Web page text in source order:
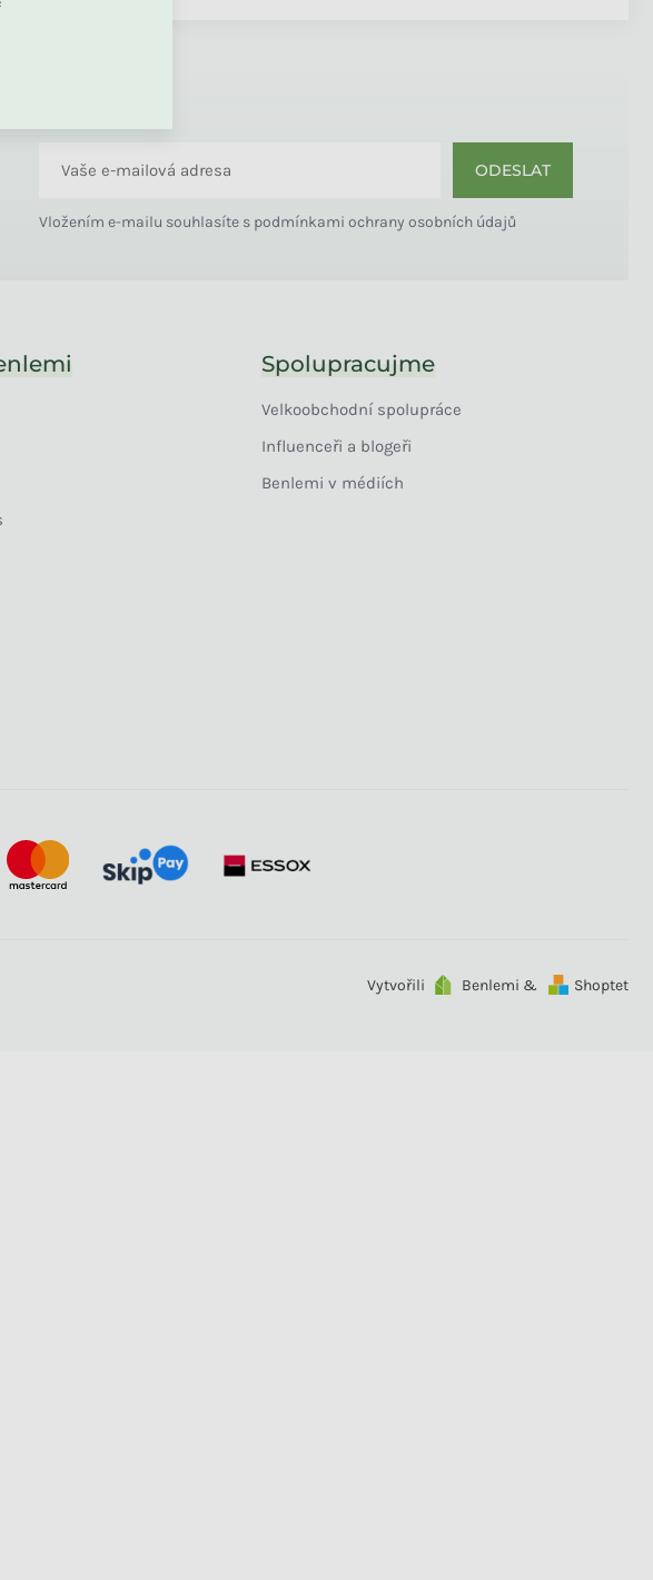
ODESLAT
Vložením e-mailu souhlasíte s podmínkami ochrany osobních údajů
Spolupracujme
Velkoobchodní spolupráce
Influenceři a blogeři
Benlemi v médiích
Vytvořili Benlemi & Shoptet